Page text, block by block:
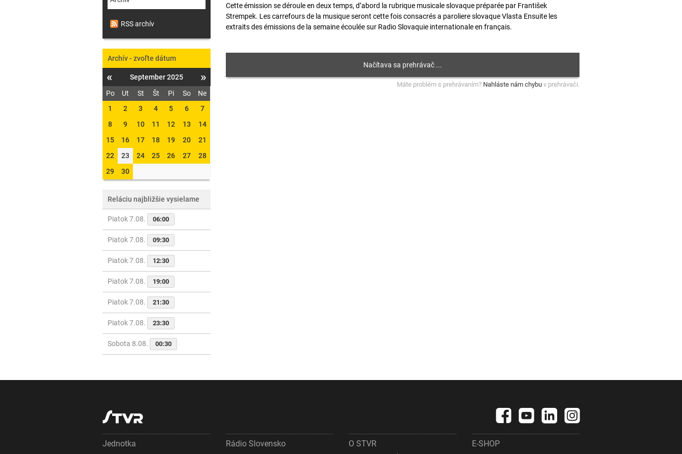
Cette émission se déroule en deux temps, d’abord la rubrique musicale slovaque préparée par František
Strempek. Les carrefours de la musique seront cette fois consacrés a paroliere slovaque Vlasta Ensuite les
extraits des émissions de la semaine écoulée sur Radio Slovaquie internationale en français.
Máte problém s prehrávaním? Nahláste nám chybu v prehrávači.
RSS archív
Archív - zvoľte dátum
« September 2025 »
Po Ut St Št Pi So
Ne
1
2 3 4 5 6
7
8
9 10 11 12 13
14
15
16 17 18 19 20
21
22
23 24 25 26 27
28
29
30
Reláciu najbližšie vysielame
Piatok 7.08. 06:00
Piatok 7.08. 09:30
Piatok 7.08. 12:30
Piatok 7.08. 19:00
Piatok 7.08. 21:30
Piatok 7.08. 23:30
Sobota 8.08. 00:30
Jednotka
Rádio Slovensko
O STVR
E-SHOP